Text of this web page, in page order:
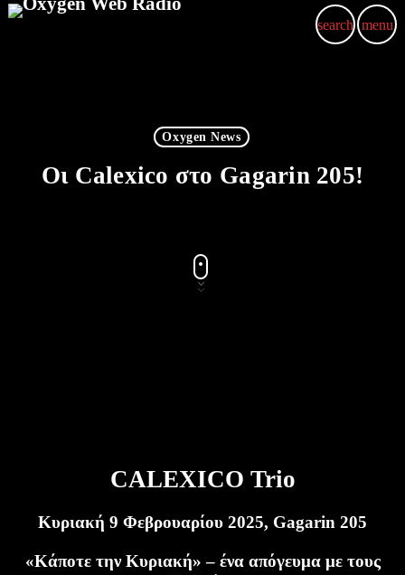
search menu
Oxygen News
Οι Calexico στο Gagarin 205!
CALEXICO Trio
Κυριακή 9 Φεβρουαρίου 2025, Gagarin 205
«Κάποτε την Κυριακή» – ένα απόγευμα με τους